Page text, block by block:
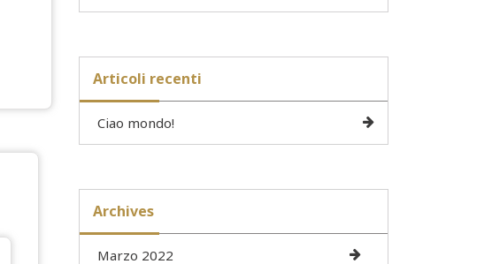
Articoli recenti
Ciao mondo!
Archives
Marzo 2022